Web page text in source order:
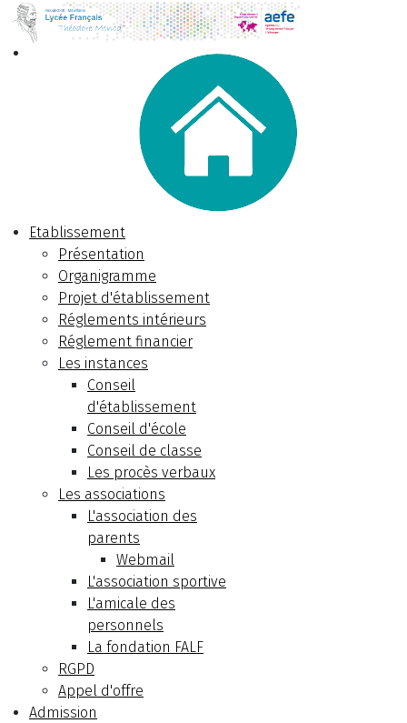
Etablissement
Présentation
Organigramme
Projet d'établissement
Réglements intérieurs
Réglement financier
Les instances
Conseil
d'établissement
Conseil d'école
Conseil de classe
Les procès verbaux
Les associations
L'association des
parents
Webmail
L'association sportive
L'amicale des
personnels
La fondation FALF
RGPD
Appel d'offre
Admission